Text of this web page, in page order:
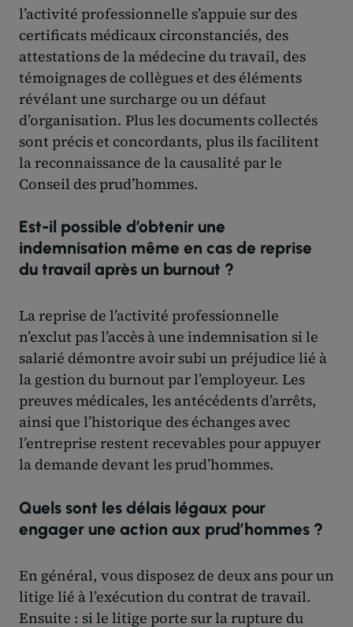
l’activité professionnelle s’appuie sur des
certificats médicaux circonstanciés, des
attestations de la médecine du travail, des
témoignages de collègues et des éléments
révélant une surcharge ou un défaut
d’organisation. Plus les documents collectés
sont précis et concordants, plus ils facilitent
la reconnaissance de la causalité par le
Conseil des prud’hommes.
Est-il possible d’obtenir une
indemnisation même en cas de reprise
du travail après un burnout ?
La reprise de l’activité professionnelle
n’exclut pas l’accès à une indemnisation si le
salarié démontre avoir subi un préjudice lié à
la gestion du burnout par l’employeur. Les
preuves médicales, les antécédents d’arrêts,
ainsi que l’historique des échanges avec
l’entreprise restent recevables pour appuyer
la demande devant les prud’hommes.
Quels sont les délais légaux pour
engager une action aux prud’hommes ?
En général, vous disposez de deux ans pour un
litige lié à l’exécution du contrat de travail.
Ensuite : si le litige porte sur la rupture du